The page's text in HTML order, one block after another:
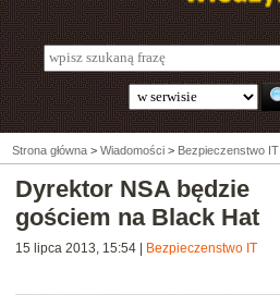
Strona główna > Wiadomości > Bezpieczenstwo IT
Dyrektor NSA będzie
gościem na Black Hat
15 lipca 2013, 15:54 Bezpieczenstwo IT